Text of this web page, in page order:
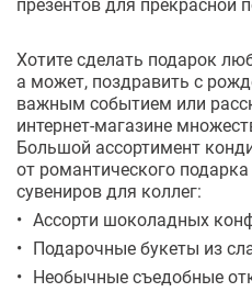
Хотите сделать подарок
а может, поздравить с
важным событием или
интернет-магазине
Большой ассортимент
от романтического
сувениров для коллег:
Ассорти шоколадных
Подарочные букеты из
Необычные съедобные